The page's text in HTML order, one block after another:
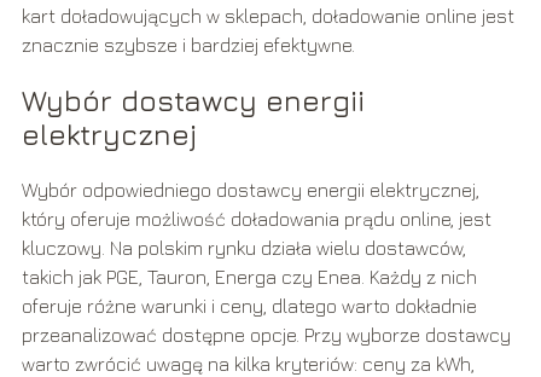
kart doładowujących w sklepach, doładowanie online jest
znacznie szybsze i bardziej efektywne.
Wybór dostawcy energii
elektrycznej
Wybór odpowiedniego dostawcy energii elektrycznej,
który oferuje możliwość doładowania prądu online, jest
kluczowy. Na polskim rynku działa wielu dostawców,
takich jak PGE, Tauron, Energa czy Enea. Każdy z nich
oferuje różne warunki i ceny, dlatego warto dokładnie
przeanalizować dostępne opcje. Przy wyborze dostawcy
warto zwrócić uwagę na kilka kryteriów: ceny za kWh,